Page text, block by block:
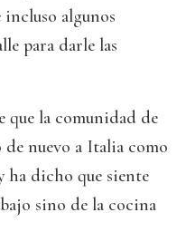
algunos
para darle las
que la comunidad de
nuevo a Italia como
ha dicho que siente
sino de la cocina